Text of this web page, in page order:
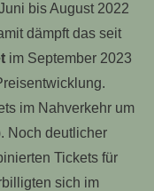
bis August 2022
dämpft das seit
im September 2023
im Nahverkehr um
Noch deutlicher
Tickets für
sich im